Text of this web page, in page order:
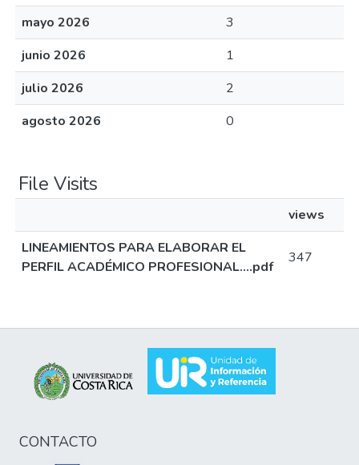
mayo 2026
3
junio 2026
1
julio 2026
2
agosto 2026
0
File Visits
views
LINEAMIENTOS PARA ELABORAR EL
PERFIL ACADÉMICO PROFESIONAL….pdf
347
CONTACTO